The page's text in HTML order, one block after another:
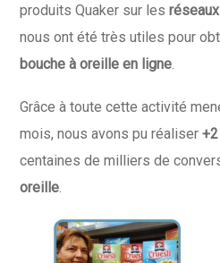
produits Quaker sur les
nous ont été très utiles pour
bouche à oreille en ligne
Grâce à toute cette activité
mois, nous avons pu réaliser
centaines de milliers de
oreille